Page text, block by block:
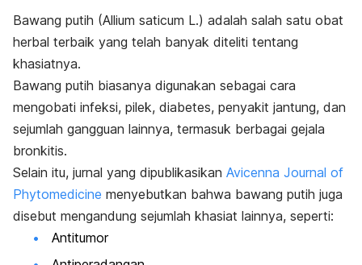
Bawang putih (Allium saticum L.) adalah salah satu obat
herbal terbaik yang telah banyak diteliti tentang
khasiatnya.
Bawang putih biasanya digunakan sebagai cara
mengobati infeksi, pilek, diabetes, penyakit jantung, dan
sejumlah gangguan lainnya, termasuk berbagai gejala
bronkitis.
Selain itu, jurnal yang dipublikasikan Avicenna Journal of
Phytomedicine menyebutkan bahwa bawang putih juga
disebut mengandung sejumlah khasiat lainnya, seperti:
Antitumor